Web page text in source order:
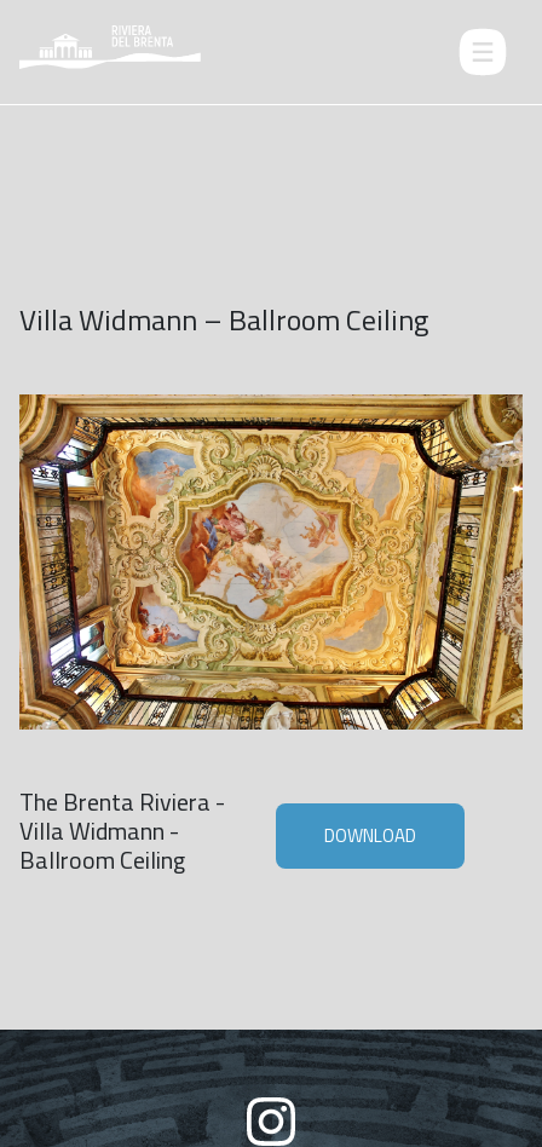
Villa Widmann – Ballroom Ceiling
The Brenta Riviera -
Villa Widmann -
Ballroom Ceiling
DOWNLOAD